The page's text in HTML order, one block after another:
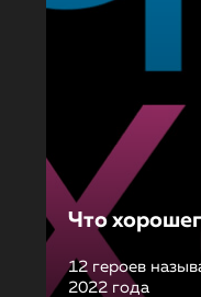
Что
12 героев
2022 года